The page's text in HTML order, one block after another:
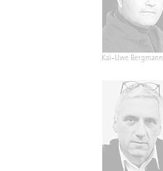
Kai-Uwe Bergmann